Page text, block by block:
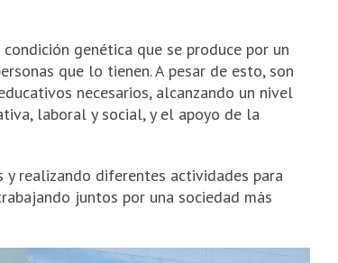
genética que se produce por un
que lo tienen. A pesar de esto, son
necesarios, alcanzando un nivel
laboral y social, y el apoyo de la
y realizando diferentes actividades para
juntos por una sociedad más